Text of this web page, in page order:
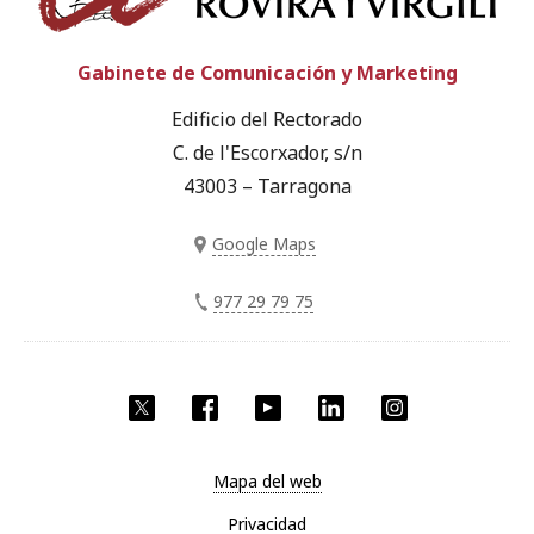
Twitter Facebook YouTube LinkedIn
Gabinete de Comunicación y Marketing
Edificio del Rectorado
C. de l'Escorxador, s/n
43003 – Tarragona
Google Maps
977 29 79 75
Mapa del web
Privacidad